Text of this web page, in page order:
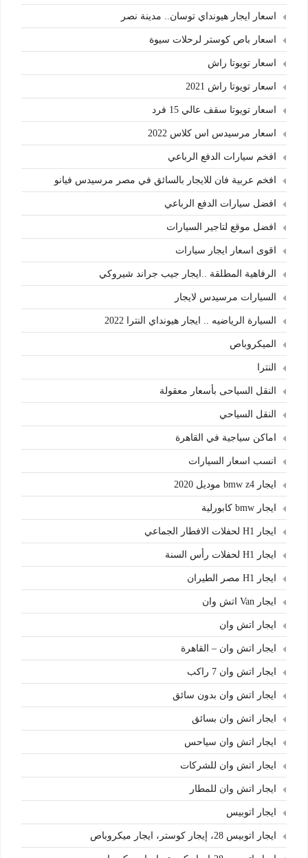
اسعار ايجار هيونداي توسان.. مدينة نصر
اسعار باص كوستر لرحلات سيوة
اسعار تويوتا راش
اسعار تويوتا راش 2021
اسعار تويوتا سقف عالي 15 فرد
اسعار مرسيدس اس كلاس 2022
افخم سيارات الدفع الرباعي
افخم عربية فان للايجار بالسائق في مصر مرسيدس فيانو
افضل سيارات الدفع الرباعي
افضل موقع لتاجير السيارات
اقوى اسعار ايجار سيارات
الرفاهية المطلقة ..ايجار جيب جراند شيروكي
السيارات مرسيدس لايجار
السيارة الرياضيه .. ايجار هيونداي النترا 2022
الميكروباص
النترا
النقل السياحى بأسعار معقولة
النقل السياحي
اماكن سياجية في القاهرة
انسب اسعار السيارات
ايجار bmw z4 موديل 2020
ايجار bmw كابورلية
ايجار H1 لحفلات الافطار الجماعي
ايجار H1 لحفلات رأس السنة
ايجار H1 مصر الطيران
ايجار Van اتش وان
ايجار اتش وان
ايجار اتش وان – القاهرة
ايجار اتش وان 7 راكب
ايجار اتش وان بدون سائق
ايجار اتش وان بسائق
ايجار اتش وان سياحس
ايجار اتش وان للشركات
ايجار اتش وان للمطار
ايجار اتوبيس
ايجار اتوبيس 28، إيجار كوستر، ايجار ميكروباص